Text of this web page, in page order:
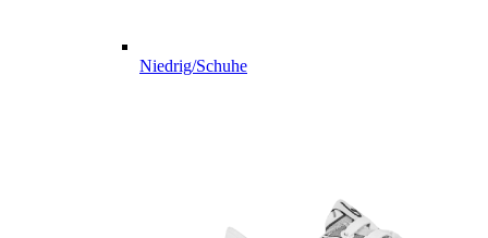
Niedrig/Schuhe